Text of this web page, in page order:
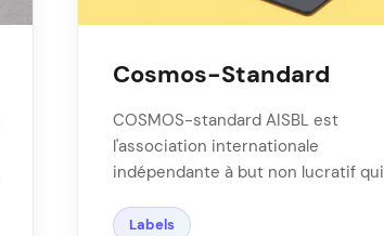
Cosmos-Standard
COSMOS-standard AISBL est
l'association internationale
indépendante à but non lucratif qui
COSMOS pour les cosmétiques …
Labels